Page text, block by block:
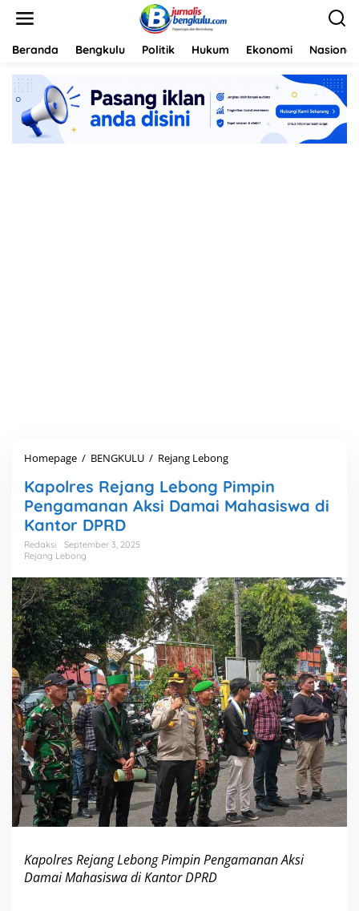
Beranda Bengkulu Politik Hukum Ekonomi Nasional
Homepage / BENGKULU / Rejang Lebong
p
o
e
j
a
n
g
L
b
o
n
i
m
p
i
n
n
Kapolres Rejang Lebong Pimpin
Pengamanan Aksi Damai Mahasiswa di
Kantor DPRD
Redaksi
September 3, 2025
Rejang Lebong
Kapolres Rejang Lebong Pimpin Pengamanan Aksi
Damai Mahasiswa di Kantor DPRD